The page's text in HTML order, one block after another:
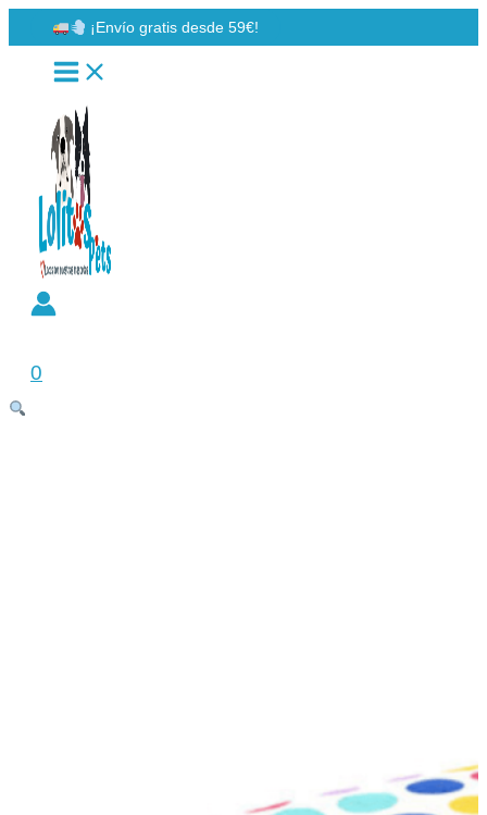
al
contenido
¡Envío gratis desde 59€!
0